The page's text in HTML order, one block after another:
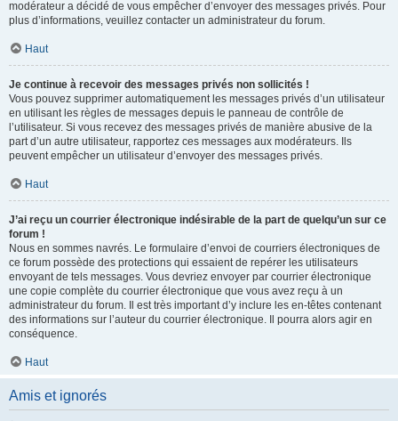
modérateur a décidé de vous empêcher d’envoyer des messages privés. Pour
plus d’informations, veuillez contacter un administrateur du forum.
Haut
Je continue à recevoir des messages privés non sollicités !
Vous pouvez supprimer automatiquement les messages privés d’un utilisateur
en utilisant les règles de messages depuis le panneau de contrôle de
l’utilisateur. Si vous recevez des messages privés de manière abusive de la
part d’un autre utilisateur, rapportez ces messages aux modérateurs. Ils
peuvent empêcher un utilisateur d’envoyer des messages privés.
Haut
J’ai reçu un courrier électronique indésirable de la part de quelqu’un sur ce
forum !
Nous en sommes navrés. Le formulaire d’envoi de courriers électroniques de
ce forum possède des protections qui essaient de repérer les utilisateurs
envoyant de tels messages. Vous devriez envoyer par courrier électronique
une copie complète du courrier électronique que vous avez reçu à un
administrateur du forum. Il est très important d’y inclure les en-têtes contenant
des informations sur l’auteur du courrier électronique. Il pourra alors agir en
conséquence.
Haut
Amis et ignorés